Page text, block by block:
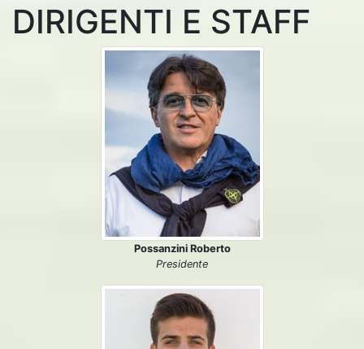
DIRIGENTI E STAFF
Possanzini Roberto
Presidente